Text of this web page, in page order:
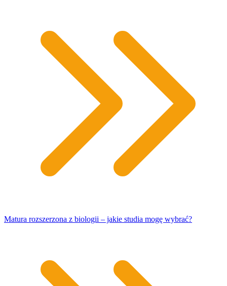
Matura rozszerzona z biologii – jakie studia mogę wybrać?